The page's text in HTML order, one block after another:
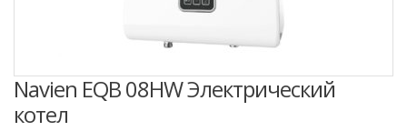
Navien EQB 08HW Электрический
котел